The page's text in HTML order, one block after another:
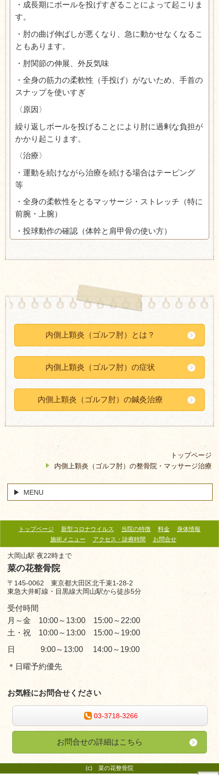
・成長期にボールを投げすぎることによって起こりま
す。
・肘の曲げ伸ばしが悪くなり、急に動かせなくなるこ
ともあります。
・肘関節の伸展、外反気味
・全身の筋力の柔軟性（手投げ）がないため、手首の
スナップを使いすぎ
〈原因〉
繰り返しボールを投げることにより肘に過剰な負担が
かかり起こります。
〈治療〉
・運動を続けながら治療を続ける場合はテーピング
等
・全身の柔軟性をとるマッサージ・ストレッチ（特に
前腕・上腕）
・投球動作の確認（体幹と肩甲骨の使い方）
内側上顆炎（ゴルフ肘）とは？
内側上顆炎（ゴルフ肘）の症状
内側上顆炎（ゴルフ肘）の鍼灸治療
トップページ
内側上顆炎（ゴルフ肘）の整骨院・マッサージ治療
MENU
トップページ 新型コロナウイルス 当院の特徴 料金
身体情報
施術メニュー
アクセス・診療時間 お問合せ
大岡山駅 夜22時まで
菜の花整骨院
〒145-0062 東京都大田区北千束1-28-2
東急大井町線・目黒線大岡山駅から徒歩5分
受付時間
月～金 10:00～13:00 15:00～22:00
土・祝 10:00～13:00 15:00～19:00
日 9:00～13:00 14:00～19:00
＊日曜予約優先
お気軽にお問合せください
03-3718-3266
お問合せの詳細はこちら
(c) 菜の花整骨院